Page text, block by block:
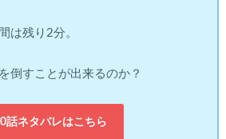
は残り2分。
倒すことが出来るのか？
話ネタバレはこちら